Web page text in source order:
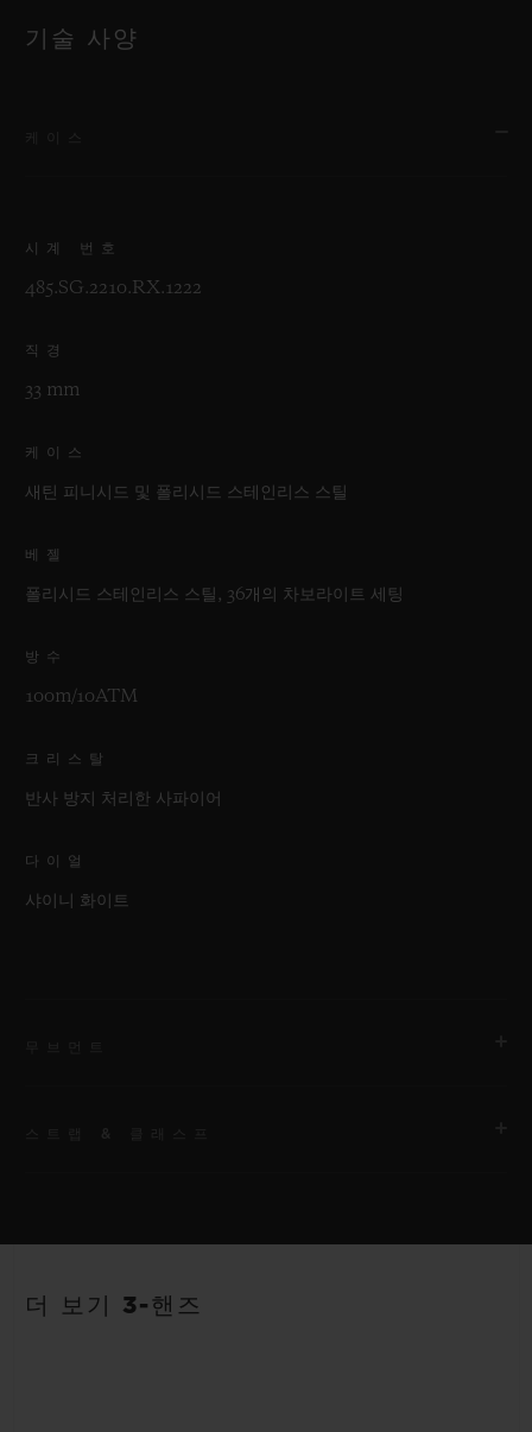
기술 사양
시계 번호
485.SG.2210.RX.1222
직경
33 mm
케이스
새틴 피니시드 및 폴리시드 스테인리스 스틸
베젤
폴리시드 스테인리스 스틸, 36개의 차보라이트 세팅
방수
100m/10ATM
크리스탈
반사 방지 처리한 사파이어
다이얼
샤이니 화이트
40시간
스트랩
더 보기 3-핸즈